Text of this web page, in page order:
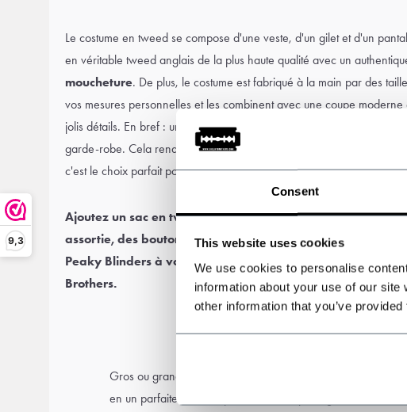
Consent
This website uses cookies
We use cookies to personalise
information about your use of our
other information that you’ve
9,3
Le costume en tweed se compose d'une veste, d'un gilet et d'un
en véritable tweed anglais de la plus haute qualité avec un
moucheture. De plus, le costume est fabriqué à la main par des
vos mesures personnelles et les combinent avec une coupe
jolis détails. En bref : un costume unique qui ajoutera une touche de
garde-robe. Cela rend ce costume Peaky idéal pour le travail et les
c'est le choix parfait pour unefête de mariage dans le style
Ajoutez un sac en tweed,des bottes de style vintage,une
assortie, des boutons de manchette et unecasquette plate
Peaky Blinders à votre costume pour un véritable look
Brothers.
Gros ou grand, petit ou maigre ? Choisissez un costume sur
en un parfaitement adapté à votre morphologie et à votre